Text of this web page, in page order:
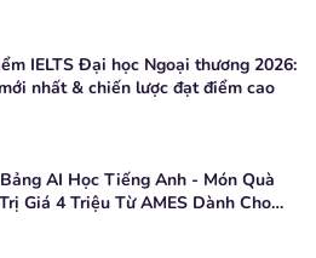
IELTS Đại học Ngoại thương 2026:
nhất & chiến lược đạt điểm cao
AI Học Tiếng Anh - Món Quà
Giá 4 Triệu Từ AMES Dành Cho